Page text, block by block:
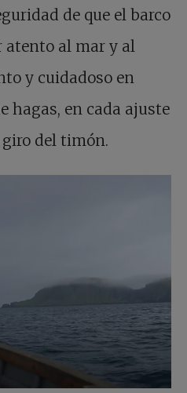
de que el barco
atento al mar y al
y cuidadoso en
hagas, en cada ajuste
giro del timón.